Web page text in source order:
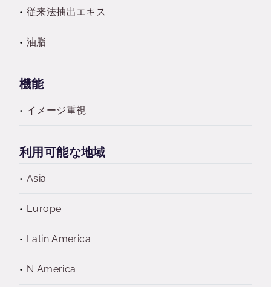
従来法抽出エキス
油脂
機能
イメージ重視
利用可能な地域
Asia
Europe
Latin America
N America